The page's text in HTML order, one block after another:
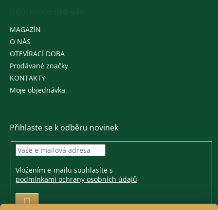
MAGAZÍN
O NÁS
OTEVÍRACÍ DOBA
Prodávané značky
KONTAKTY
Moje objednávka
Přihlaste se k odběru novinek
Vložením e-mailu souhlasíte s
podmínkami ochrany osobních údajů
PŘIHLÁSIT